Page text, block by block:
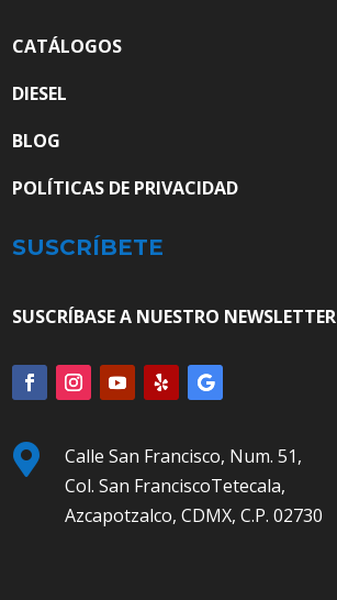
CATÁLOGOS
DIESEL
BLOG
POLÍTICAS DE PRIVACIDAD
SUSCRÍBETE
SUSCRÍBASE A NUESTRO NEWSLETTER

Calle San Francisco, Num. 51,
Col. San FranciscoTetecala,
Azcapotzalco, CDMX, C.P. 02730